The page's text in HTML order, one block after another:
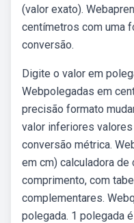
(valor exato).
centímetros com uma
conversão.
Digite o valor em
Webpolegadas em
precisão formato
valor inferiores
conversão métrica.
em cm) calculadora
comprimento, com
complementares.
polegada. 1 polegada